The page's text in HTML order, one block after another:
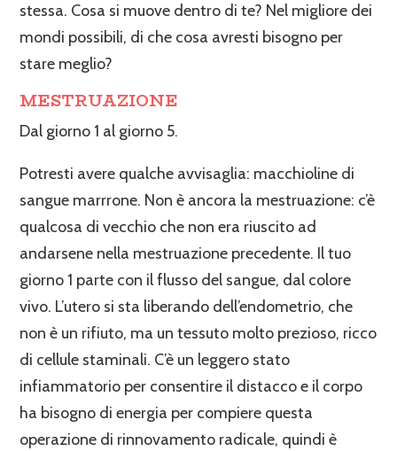
stessa. Cosa si muove dentro di te? Nel migliore dei
mondi possibili, di che cosa avresti bisogno per
stare meglio?
MESTRUAZIONE
Dal giorno 1 al giorno 5.
Potresti avere qualche avvisaglia: macchioline di
sangue marrrone. Non è ancora la mestruazione: c’è
qualcosa di vecchio che non era riuscito ad
andarsene nella mestruazione precedente. Il tuo
giorno 1 parte con il flusso del sangue, dal colore
vivo. L’utero si sta liberando dell’endometrio, che
non è un rifiuto, ma un tessuto molto prezioso, ricco
di cellule staminali. C’è un leggero stato
infiammatorio per consentire il distacco e il corpo
ha bisogno di energia per compiere questa
operazione di rinnovamento radicale, quindi è